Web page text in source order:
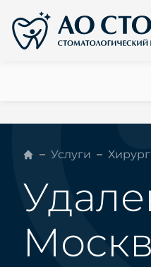
Услуги